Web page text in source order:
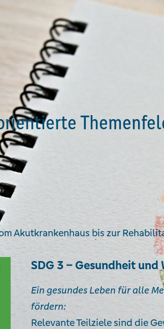
bekennen wir uns zu den 17
das Kreditgeschäft der Bank für
Krediten, die wir vornehmlich
Akutkrankenhaus bis zur
SDG 3 – Gesundheit und
Ein gesundes Leben für alle
fördern:
Relevante Teilziele sind die